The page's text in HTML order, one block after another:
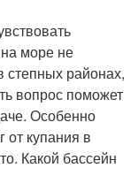
море не
степных районах,
вопрос поможет
Особенно
от купания в
Какой бассейн